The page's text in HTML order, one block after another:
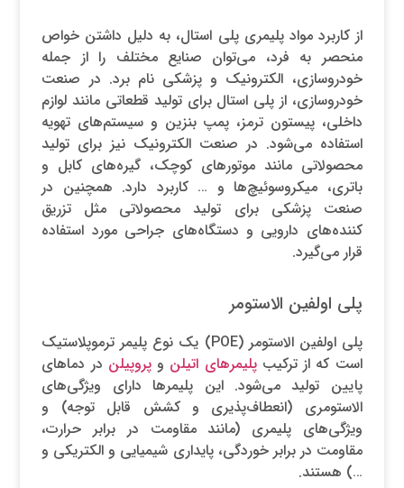
از کاربرد مواد پلیمری پلی استال، به دلیل داشتن خواص
منحصر به فرد، می‌توان صنایع مختلف را از جمله
خودروسازی، الکترونیک و پزشکی نام برد. در صنعت
خودروسازی، از پلی استال برای تولید قطعاتی مانند لوازم
داخلی، پیستون ترمز، پمپ بنزین و سیستم‌های تهویه
استفاده می‌شود. در صنعت الکترونیک نیز برای تولید
محصولاتی مانند موتورهای کوچک، گیره‌های کابل و
باتری، میکروسوئیچ‌ها و … کاربرد دارد. همچنین در
صنعت پزشکی برای تولید محصولاتی مثل تزریق
کننده‌های دارویی و دستگاه‌های جراحی مورد استفاده
قرار می‌گیرد.
پلی اولفین الاستومر
پلی اولفین الاستومر (POE) یک نوع پلیمر ترموپلاستیک
است که از ترکیبپلیمرهای اتیلن وپروپیلندر دماهای
پایین تولید می‌شود. این پلیمرها دارای ویژگی‌های
الاستومری (انعطاف‌پذیری و کشش قابل توجه) و
ویژگی‌های پلیمری (مانند مقاومت در برابر حرارت،
مقاومت در برابر خوردگی، پایداری شیمیایی و الکتریکی و
…) هستند.